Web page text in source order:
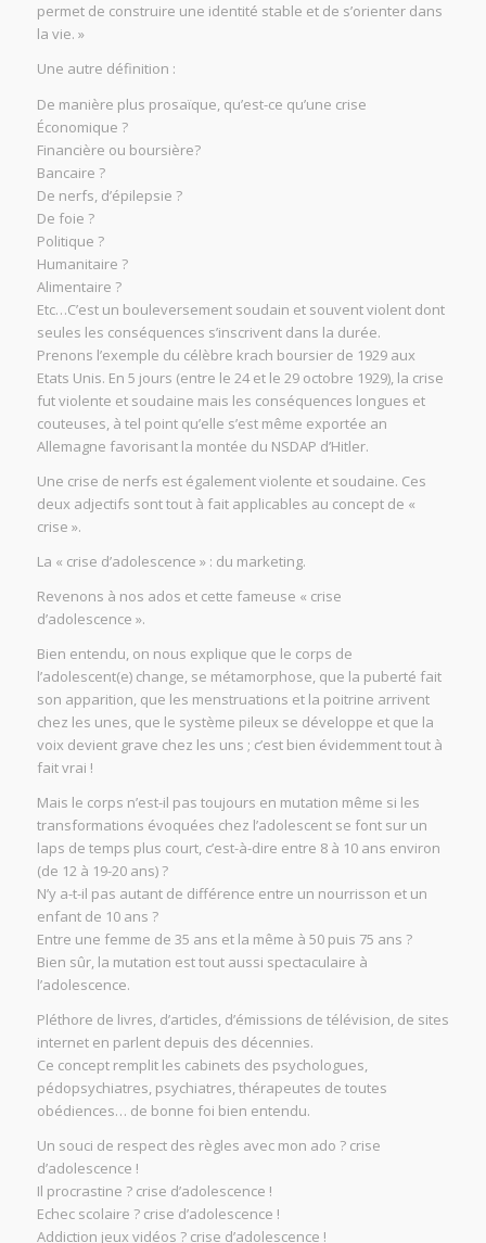
permet de construire une identité stable et de s’orienter dans
la vie. »
Une autre définition :
De manière plus prosaïque, qu’est-ce qu’une crise
Économique ?
Financière ou boursière?
Bancaire ?
De nerfs, d’épilepsie ?
De foie ?
Politique ?
Humanitaire ?
Alimentaire ?
Etc…C’est un bouleversement soudain et souvent violent dont
seules les conséquences s’inscrivent dans la durée.
Prenons l’exemple du célèbre krach boursier de 1929 aux
Etats Unis. En 5 jours (entre le 24 et le 29 octobre 1929), la crise
fut violente et soudaine mais les conséquences longues et
couteuses, à tel point qu’elle s’est même exportée an
Allemagne favorisant la montée du NSDAP d’Hitler.
Une crise de nerfs est également violente et soudaine. Ces
deux adjectifs sont tout à fait applicables au concept de «
crise ».
La « crise d’adolescence » : du marketing.
Revenons à nos ados et cette fameuse « crise
d’adolescence ».
Bien entendu, on nous explique que le corps de
l’adolescent(e) change, se métamorphose, que la puberté fait
son apparition, que les menstruations et la poitrine arrivent
chez les unes, que le système pileux se développe et que la
voix devient grave chez les uns ; c’est bien évidemment tout à
fait vrai !
Mais le corps n’est-il pas toujours en mutation même si les
transformations évoquées chez l’adolescent se font sur un
laps de temps plus court, c’est-à-dire entre 8 à 10 ans environ
(de 12 à 19-20 ans) ?
N’y a-t-il pas autant de différence entre un nourrisson et un
enfant de 10 ans ?
Entre une femme de 35 ans et la même à 50 puis 75 ans ?
Bien sûr, la mutation est tout aussi spectaculaire à
l’adolescence.
Pléthore de livres, d’articles, d’émissions de télévision, de sites
internet en parlent depuis des décennies.
Ce concept remplit les cabinets des psychologues,
pédopsychiatres, psychiatres, thérapeutes de toutes
obédiences… de bonne foi bien entendu.
Un souci de respect des règles avec mon ado ? crise
d’adolescence !
Il procrastine ? crise d’adolescence !
Echec scolaire ? crise d’adolescence !
Addiction jeux vidéos ? crise d’adolescence !